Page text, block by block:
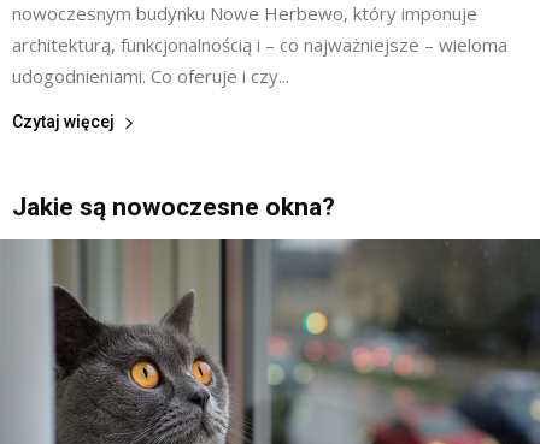
nowoczesnym budynku Nowe Herbewo, który imponuje
architekturą, funkcjonalnością i – co najważniejsze – wieloma
udogodnieniami. Co oferuje i czy...
Czytaj więcej
Jakie są nowoczesne okna?